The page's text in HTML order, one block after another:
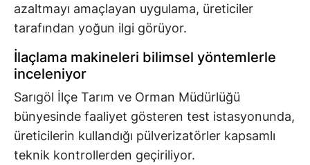
azaltmayı amaçlayan uygulama, üreticiler
tarafından yoğun ilgi görüyor.
İlaçlama makineleri bilimsel yöntemlerle
inceleniyor
Sarıgöl İlçe Tarım ve Orman Müdürlüğü
bünyesinde faaliyet gösteren test istasyonunda,
üreticilerin kullandığı pülverizatörler kapsamlı
teknik kontrollerden geçiriliyor.